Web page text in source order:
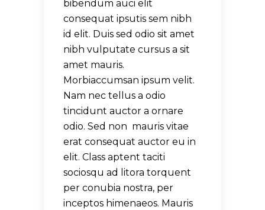
bibendum auci elit
consequat ipsutis sem nibh
id elit. Duis sed odio sit amet
nibh vulputate cursus a sit
amet mauris.
Morbiaccumsan ipsum velit.
Nam nec tellus a odio
tincidunt auctor a ornare
odio. Sed non mauris vitae
erat consequat auctor eu in
elit. Class aptent taciti
sociosqu ad litora torquent
per conubia nostra, per
inceptos himenaeos. Mauris